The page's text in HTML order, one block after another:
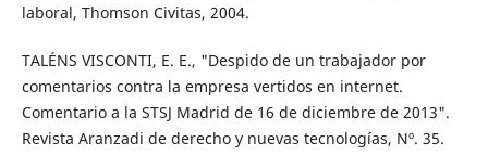
laboral, Thomson Civitas, 2004.
TALÉNS VISCONTI, E. E., "Despido de un trabajador por
comentarios contra la empresa vertidos en internet.
Comentario a la STSJ Madrid de 16 de diciembre de 2013".
Revista Aranzadi de derecho y nuevas tecnologías, Nº. 35.